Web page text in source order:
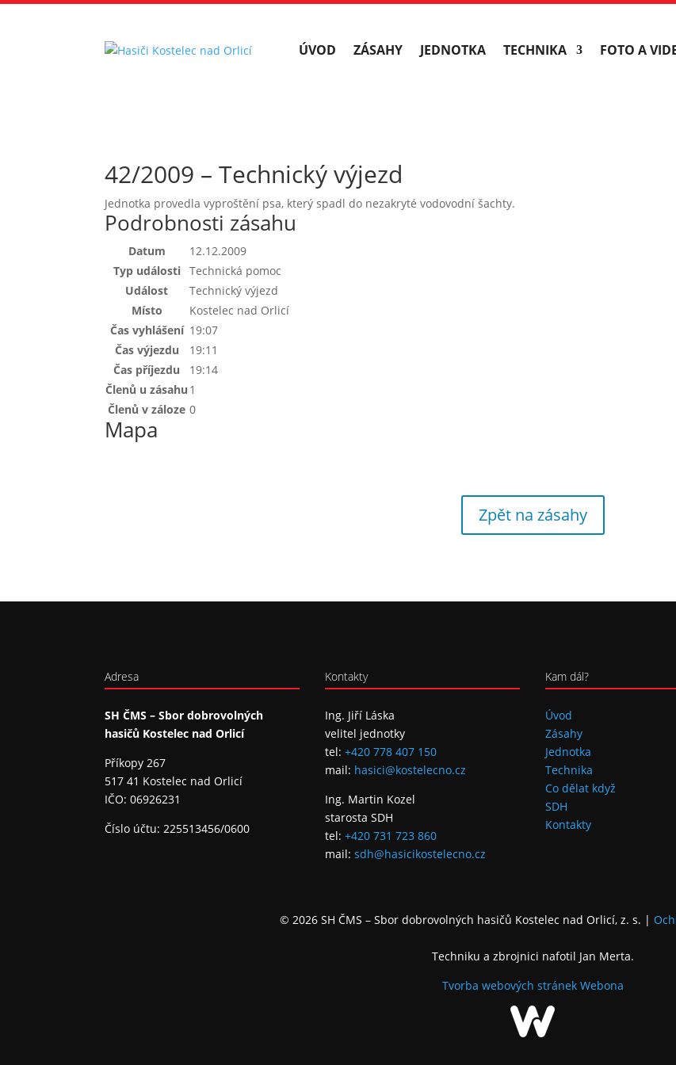
ÚVOD ZÁSAHY JEDNOTKA TECHNIKA FOTO A
42/2009 – Technický výjezd
Jednotka provedla vyproštění psa, který spadl do nezakryté vodovodní šachty.
Podrobnosti zásahu
Datum
12.12.2009
Typ události
Technická pomoc
Událost
Technický výjezd
Místo
Kostelec nad Orlicí
Čas vyhlášení 19:07
Čas výjezdu
19:11
Čas příjezdu
19:14
Členů u zásahu 1
Členů v záloze 0
Mapa
Zpět na zásahy
Adresa
SH ČMS – Sbor dobrovolných
hasičů Kostelec nad Orlicí
Příkopy 267
517 41 Kostelec nad Orlicí
IČO: 06926231
Číslo účtu: 225513456/0600
Kontakty
Ing. Jiří Láska
velitel jednotky
tel:+420 778 407 150
mail: hasici@kostelecno.cz
Ing. Martin Kozel
starosta SDH
tel:+420 731 723 860
mail:sdh@hasicikostelecno.cz
Kam dál?
Úvod
Zásahy
Jednotka
Technika
Co dělat když
SDH
Kontakty
© 2026 SH ČMS – Sbor dobrovolných hasičů Kostelec nad Orlicí, z. s. |
Techniku a zbrojnici nafotil Jan Merta.
Tvorba webových stránek Webona